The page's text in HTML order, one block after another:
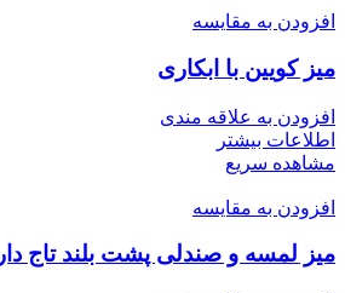
افزودن به مقایسه
میز کویین با ابکاری
افزودن به علاقه مندی
اطلاعات بیشتر
مشاهده سریع
افزودن به مقایسه
میز لمسه و صندلی پشت بلند تاج دار